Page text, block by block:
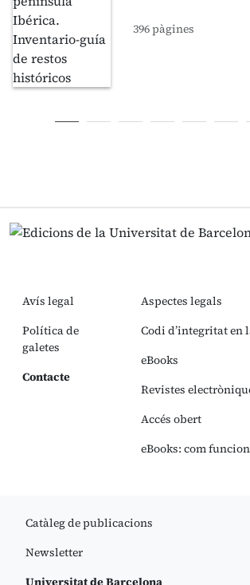
396 pàgines
Avís legal
Política de
galetes
Contacte
Aspectes legals
Codi d’integritat en
eBooks
Revistes
Accés obert
eBooks: com
Catàleg de publicacions
Newsletter